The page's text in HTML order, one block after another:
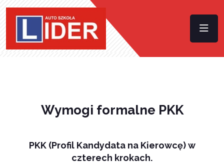
Wymogi formalne PKK
PKK (Profil Kandydata na Kierowcę) w
czterech krokach.